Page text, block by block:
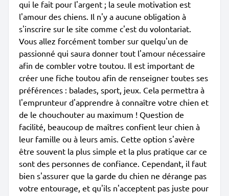
qui le fait pour l'argent ; la seule motivation est
l'amour des chiens. Il n'y a aucune obligation à
s'inscrire sur le site comme c'est du volontariat.
Vous allez forcément tomber sur quelqu'un de
passionné qui saura donner tout l'amour nécessaire
afin de combler votre toutou. Il est important de
créer une fiche toutou afin de renseigner toutes ses
préférences : balades, sport, jeux. Cela permettra à
l'emprunteur d'apprendre à connaître votre chien et
de le chouchouter au maximum ! Question de
facilité, beaucoup de maîtres confient leur chien à
leur famille ou à leurs amis. Cette option s'avère
être souvent la plus simple et la plus pratique car ce
sont des personnes de confiance. Cependant, il faut
bien s'assurer que la garde du chien ne dérange pas
votre entourage, et qu'ils n'acceptent pas juste pour